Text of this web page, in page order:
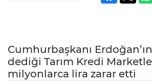
Cumhurbaşkanı Erdoğan’ın
dediği Tarım Kredi
milyonlarca lira zarar etti